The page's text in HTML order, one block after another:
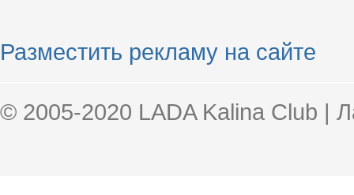
Разместить рекламу на сайте
© 2005-2020 LADA Kalina Club |